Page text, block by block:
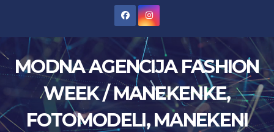
content
MODNA AGENCIJA FASHION
WEEK / MANEKENKE,
FOTOMODELI, MANEKENI